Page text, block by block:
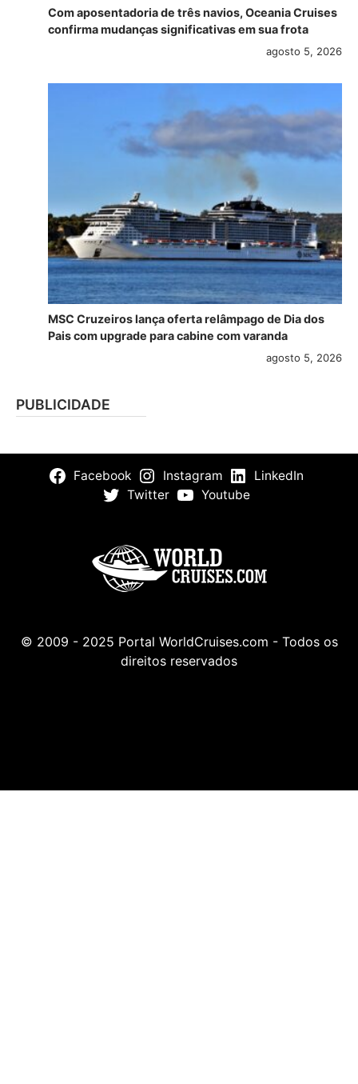
Com aposentadoria de três navios, Oceania Cruises
confirma mudanças significativas em sua frota
agosto 5, 2026
MSC Cruzeiros lança oferta relâmpago de Dia dos
Pais com upgrade para cabine com varanda
agosto 5, 2026
PUBLICIDADE
Facebook Instagram
LinkedIn
Twitter
Youtube
© 2009 - 2025 Portal WorldCruises.com - Todos os
direitos reservados